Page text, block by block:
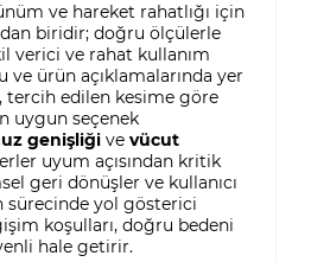
ve hareket rahatlığı için
biridir; doğru ölçülerle
verici ve rahat kullanım
ve ürün açıklamalarında yer
edilen kesime göre
uygun seçenek
genişliğive vücut
uyum açısından kritik
geri dönüşler ve kullanıcı
sürecinde yol gösterici
koşulları, doğru bedeni
hale getirir.